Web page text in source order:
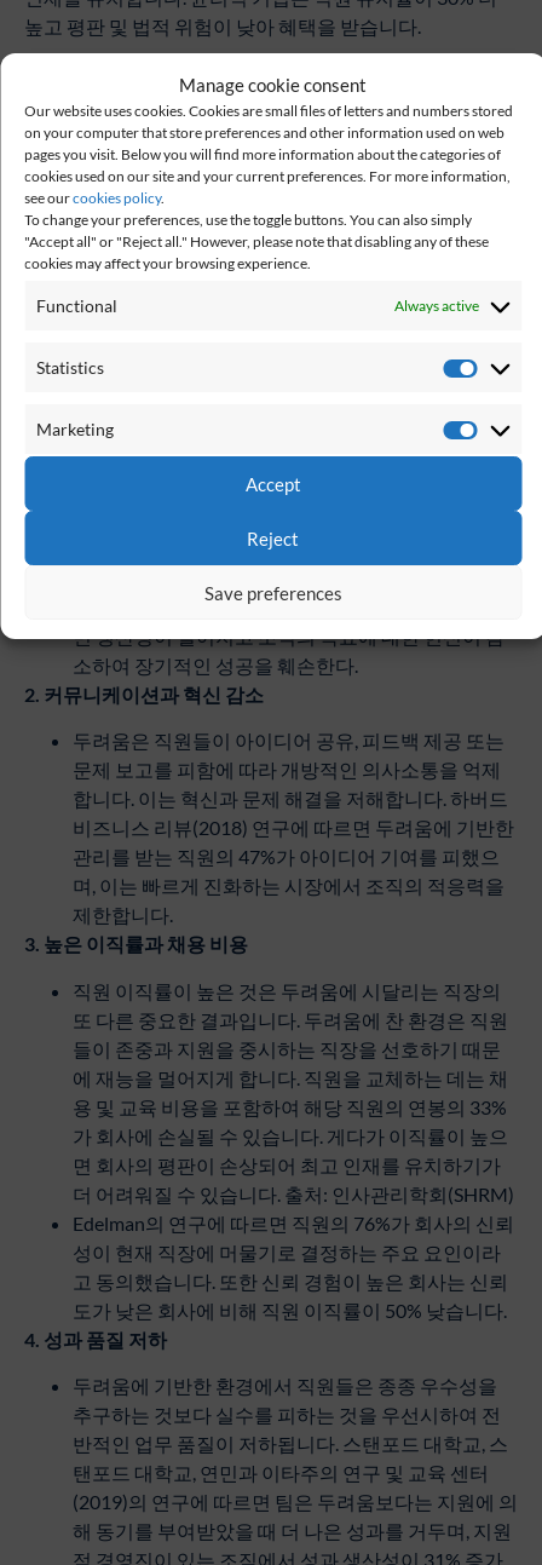
Manage cookie consent
Our website uses cookies. Cookies are small files of letters and numbers stored
on your computer that store preferences and other information used on web
pages you visit. Below you will find more information about the categories of
cookies used on our site and your current preferences. For more information,
see ourcookies policy.
To change your preferences, use the toggle buttons. You can also simply
"Accept all" or "Reject all." However, please note that disabling any of these
cookies may affect your browsing experience.
Functional Always active
Statistics
Marketing
Accept
Reject
Save preferences
높고 평판 및 법적 위험이 낮아 혜택을 받습니다.
주의로 정의되는 시대에 신뢰를 기르는 데 필수적입니다. 투
명성, 책임성, 책임을 우선시하는 회사는 고객 충성도를 높
일 뿐만 아니라 회복성 있고 지속 가능한 성장을 위한 입지
를 굳건히 합니다.
직원이 관리자를 두려워하는것이사업에 좋은가요?
니다. 연구에 따르면 두려움에 기반한 관리가 직원의 웰빙을
을 미치는 것으로 나타났습니다. 이는 번창하는 조직의 핵심
저하
직원들이 관리자를 두려워하면 사기가 급격히 떨어져
Global Workplace(2022) 데이터에 따르면 직원의
관리 스타일은 종종 이탈을 악화시킨다. 사기가 낮으
면 생산성이 떨어지고 조직의 목표에 대한 헌신이 감
소하여 장기적인 성공을 훼손한다.
2. 커뮤니케이션과 혁신 감소
두려움은 직원들이 아이디어 공유, 피드백 제공 또는
문제 보고를 피함에 따라 개방적인 의사소통을 억제
합니다. 이는 혁신과 문제 해결을 저해합니다. 하버드
비즈니스 리뷰(2018) 연구에 따르면 두려움에 기반한
관리를 받는 직원의 47%가 아이디어 기여를 피했으
며, 이는 빠르게 진화하는 시장에서 조직의 적응력을
제한합니다.
3. 높은 이직률과채용 비용
직원 이직률이 높은 것은 두려움에 시달리는 직장의
또 다른 중요한 결과입니다. 두려움에 찬 환경은 직원
들이 존중과 지원을 중시하는 직장을 선호하기 때문
에 재능을 멀어지게 합니다. 직원을 교체하는 데는 채
용 및 교육 비용을 포함하여 해당 직원의 연봉의 33%
가 회사에 손실될 수 있습니다. 게다가 이직률이 높으
면 회사의 평판이 손상되어 최고 인재를 유치하기가
더 어려워질 수 있습니다. 출처: 인사관리학회(SHRM)
Edelman의 연구에 따르면 직원의 76%가 회사의 신뢰
성이 현재 직장에 머물기로 결정하는 주요 요인이라
고 동의했습니다. 또한 신뢰 경험이 높은 회사는 신뢰
도가 낮은 회사에 비해 직원 이직률이 50% 낮습니다.
4. 성과 품질 저하
두려움에 기반한 환경에서 직원들은 종종 우수성을
추구하는 것보다 실수를 피하는 것을 우선시하여 전
반적인 업무 품질이 저하됩니다. 스탠포드 대학교, 스
탠포드 대학교, 연민과 이타주의 연구 및 교육 센터
(2019)의 연구에 따르면 팀은 두려움보다는 지원에 의
해 동기를 부여받았을 때 더 나은 성과를 거두며, 지원
적 경영진이 있는 조직에서 성과 생산성이 31% 증가